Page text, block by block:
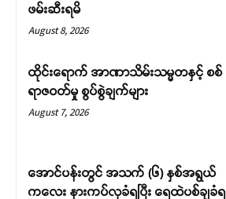
ဖမ်းဆီးရမိ
August 8, 2026
ထိုင်းရောက် အာဏာသိမ်းသမ္မတနှင့် စစ်
ရာဇဝတ်မှု စွပ်စွဲချက်များ
August 7, 2026
အောင်ပန်းတွင် အသက် (၆) နှစ်အရွယ်
ကလေး နားကပ်လုခံရပြီး ရေထဲပစ်ချခံရ